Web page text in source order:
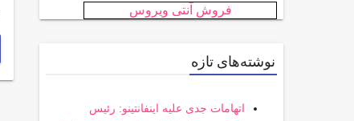
فروش آنتی ویروس
نوشته‌های تازه
اتهامات جدی علیه اینفانتینو: رئیس